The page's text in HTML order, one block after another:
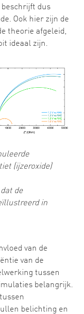
dus
Ook hier zijn de
theorie afgeleid,
ideaal zijn.
(ijzeroxide)
de
in
van de
van de
tussen
belangrijk.
belichting en